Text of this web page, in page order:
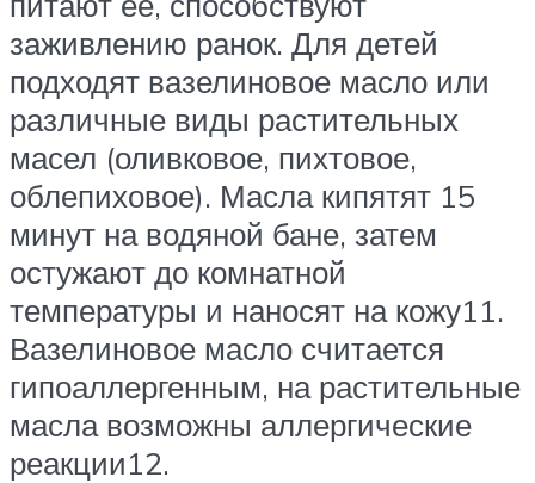
заживлению ранок. Для детей
подходят вазелиновое масло или
различные виды растительных
масел (оливковое, пихтовое,
облепиховое). Масла кипятят 15
минут на водяной бане, затем
остужают до комнатной
температуры и наносят на кожу11.
Вазелиновое масло считается
гипоаллергенным, на растительные
масла возможны аллергические
реакции12.